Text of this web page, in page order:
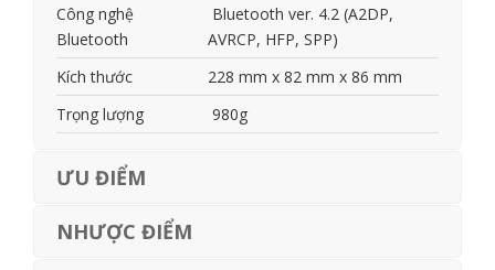
Công nghệ
Bluetooth
Bluetooth ver. 4.2 (A2DP,
AVRCP, HFP, SPP)
Kích thước
228 mm x 82 mm x 86 mm
Trọng lượng
980g
ƯU ĐIỂM
NHƯỢC ĐIỂM